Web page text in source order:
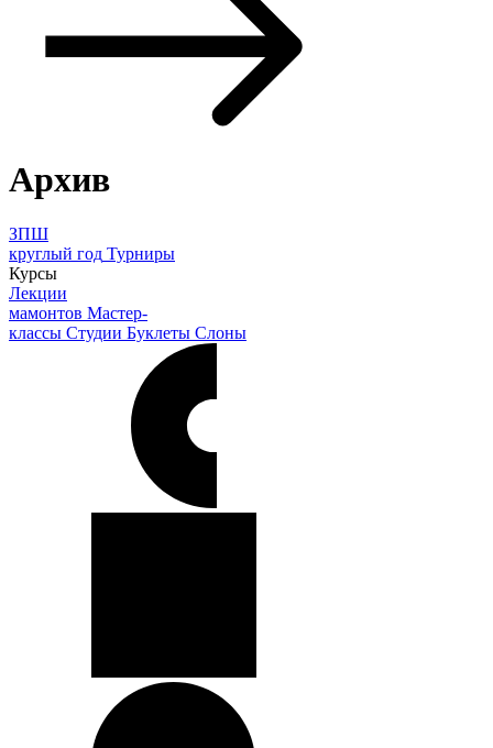
Архив
ЗПШ
круглый год Турниры
Курсы
Лекции
мамонтов Мастер-
классы Студии Буклеты Слоны